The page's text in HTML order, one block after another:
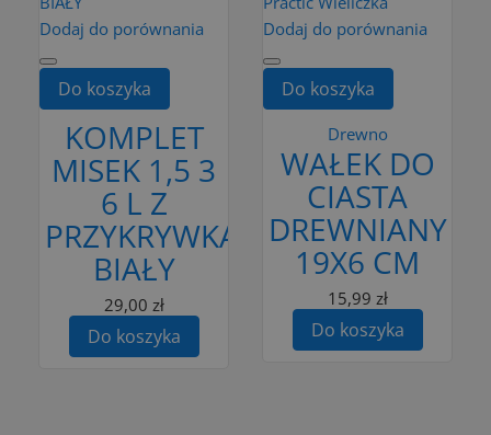
Dodaj do porównania
Do koszyka
KOMPLET
MISEK 1,5 3
6 L Z
PRZYKRYWKAMI
BIAŁY
29,00 zł
Do koszyka
Dodaj do porównania
Do koszyka
Drewno
WAŁEK DO
CIASTA
DREWNIANY
19X6 CM
15,99 zł
Do koszyka